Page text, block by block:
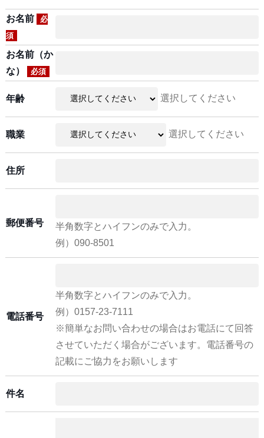
お名前
必
須
お名前（か
な）
必須
年齢 選択してください
職業 選択してください
住所
郵便番号
半角数字とハイフンのみで入力。
例）090-8501
電話番号
半角数字とハイフンのみで入力。
例）0157-23-7111
※簡単なお問い合わせの場合はお電話にて回答
させていただく場合がございます。電話番号の
記載にご協力をお願いします
件名